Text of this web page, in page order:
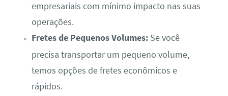
empresariais com mínimo impacto nas suas
operações.
Fretes de Pequenos Volumes:Se você
precisa transportar um pequeno volume,
temos opções de fretes econômicos e
rápidos.